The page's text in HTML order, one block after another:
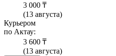
3 000 ₸
(13 августа)
Курьером
по Актау:
3 600 ₸
(13 августа)